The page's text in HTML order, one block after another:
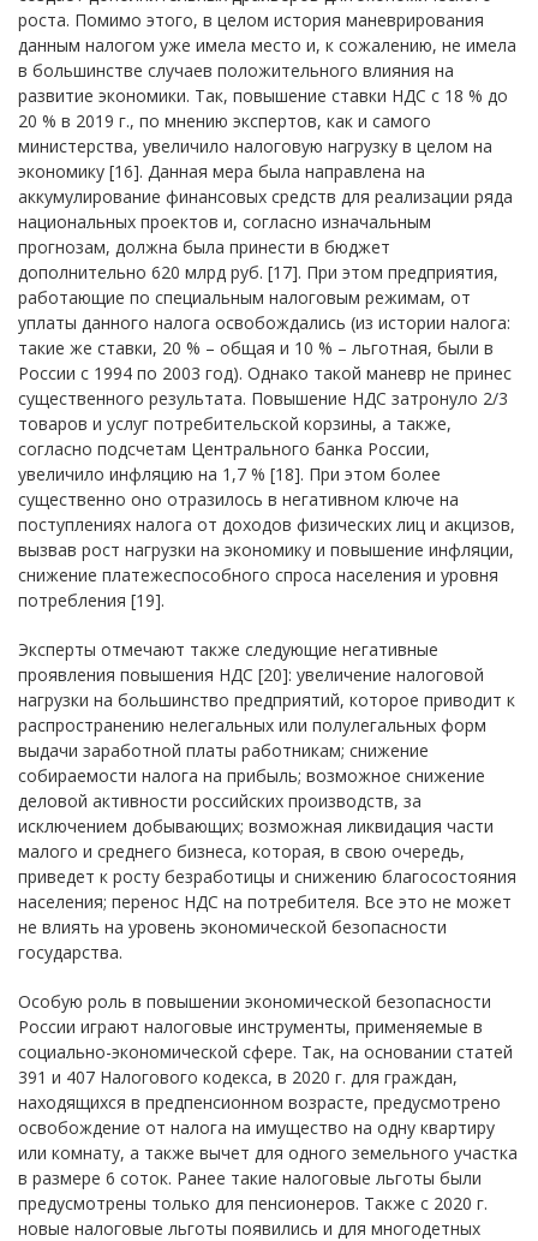
роста. Помимо этого, в целом история маневрирования
данным налогом уже имела место и, к сожалению, не имела
в большинстве случаев положительного влияния на
развитие экономики. Так, повышение ставки НДС с 18 % до
20 % в 2019 г., по мнению экспертов, как и самого
министерства, увеличило налоговую нагрузку в целом на
экономику [16]. Данная мера была направлена на
аккумулирование финансовых средств для реализации ряда
национальных проектов и, согласно изначальным
прогнозам, должна была принести в бюджет
дополнительно 620 млрд руб. [17]. При этом предприятия,
работающие по специальным налоговым режимам, от
уплаты данного налога освобождались (из истории налога:
такие же ставки, 20 % – общая и 10 % – льготная, были в
России с 1994 по 2003 год). Однако такой маневр не принес
существенного результата. Повышение НДС затронуло 2/3
товаров и услуг потребительской корзины, а также,
согласно подсчетам Центрального банка России,
увеличило инфляцию на 1,7 % [18]. При этом более
существенно оно отразилось в негативном ключе на
поступлениях налога от доходов физических лиц и акцизов,
вызвав рост нагрузки на экономику и повышение инфляции,
снижение платежеспособного спроса населения и уровня
потребления [19].
Эксперты отмечают также следующие негативные
проявления повышения НДС [20]: увеличение налоговой
нагрузки на большинство предприятий, которое приводит к
распространению нелегальных или полулегальных форм
выдачи заработной платы работникам; снижение
собираемости налога на прибыль; возможное снижение
деловой активности российских производств, за
исключением добывающих; возможная ликвидация части
малого и среднего бизнеса, которая, в свою очередь,
приведет к росту безработицы и снижению благосостояния
населения; перенос НДС на потребителя. Все это не может
не влиять на уровень экономической безопасности
государства.
Особую роль в повышении экономической безопасности
России играют налоговые инструменты, применяемые в
социально-экономической сфере. Так, на основании статей
391 и 407 Налогового кодекса, в 2020 г. для граждан,
находящихся в предпенсионном возрасте, предусмотрено
освобождение от налога на имущество на одну квартиру
или комнату, а также вычет для одного земельного участка
в размере 6 соток. Ранее такие налоговые льготы были
предусмотрены только для пенсионеров. Также с 2020 г.
новые налоговые льготы появились и для многодетных